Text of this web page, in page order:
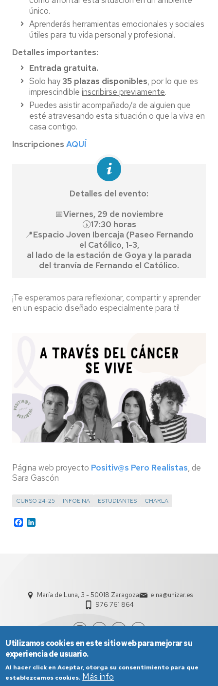
único.
Aprenderás herramientas emocionales y sociales
útiles para tu vida personal y profesional.
Detalles importantes:
Entrada gratuita.
Solo hay35 plazas disponibles, por lo que es
imprescindible inscribirse previamente.
Puedes asistir acompañado/a de alguien que
esté atravesando esta situación o que la viva en
casa contigo.
Inscripciones AQUÍ
Detalles del evento:
📅Viernes, 29 de noviembre
🕠17:30 horas
📍Espacio Joven Ibercaja (Paseo Fernando
el Católico, 1-3,
al lado de la estación de Goya y la parada
del tranvía de Fernando el Católico.
¡Te esperamos para reflexionar, compartir y aprender
en un espacio diseñado especialmente para ti!
Página web proyecto Positiv@s Pero Realistas, de
Sara Gascón
CURSO 24-25 INFOEINA ESTUDIANTES CHARLA
Facebook
María de Luna, 3 - 50018 Zaragoza
eina@unizar.es
976 761 864
Utilizamos cookies en este sitio web para mejorar su
experiencia de usuario.
Al hacer click en Aceptar, otorga su consentimiento para que
establezcamos cookies. Más info